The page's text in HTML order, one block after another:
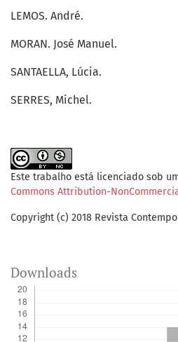
LEMOS. André.
MORAN. José Manuel.
SANTAELLA, Lúcia.
SERRES, Michel.
Este trabalho está licenciado sob
Commons Attribution-
Copyright (c) 2018 Revista
Downloads